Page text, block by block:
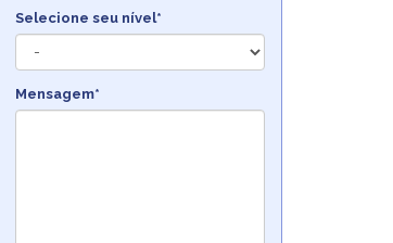
Selecione seu nível*
Mensagem*